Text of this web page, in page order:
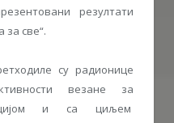
резултати
за све“.
су радионице
везане за
и са циљем